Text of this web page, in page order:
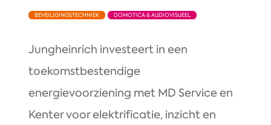
BEVEILIGINGSTECHNIEK DOMOTICA & AUDIOVISUEEL
Jungheinrich investeert in een
toekomstbestendige
energievoorziening met MD Service en
Kenter voor elektrificatie, inzicht en